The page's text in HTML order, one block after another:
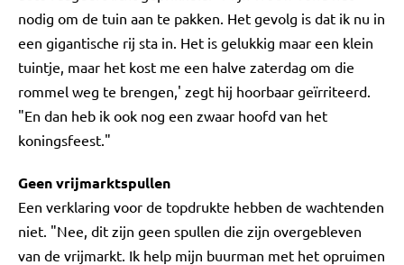
nodig om de tuin aan te pakken. Het gevolg is dat ik nu in
een gigantische rij sta in. Het is gelukkig maar een klein
tuintje, maar het kost me een halve zaterdag om die
rommel weg te brengen,' zegt hij hoorbaar geïrriteerd.
"En dan heb ik ook nog een zwaar hoofd van het
koningsfeest."
Geen vrijmarktspullen
Een verklaring voor de topdrukte hebben de wachtenden
niet. "Nee, dit zijn geen spullen die zijn overgebleven
van de vrijmarkt. Ik help mijn buurman met het opruimen